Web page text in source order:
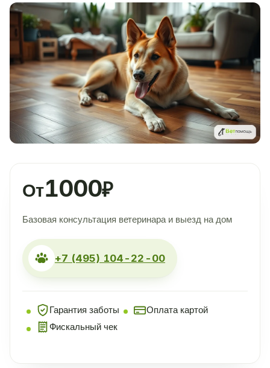
От1000₽
Базовая консультация ветеринара и выезд на дом
+7 (495) 104-22-00
Гарантия заботы
Оплата картой
Фискальный чек